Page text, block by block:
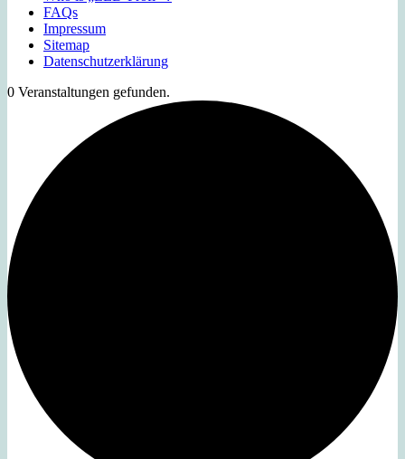
FAQs
Impressum
Sitemap
Datenschutzerklärung
0 Veranstaltungen gefunden.